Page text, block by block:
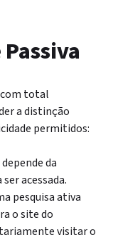
com total
a distinção
permitidos:
da
acessada.
pesquisa ativa
o site do
visitar o